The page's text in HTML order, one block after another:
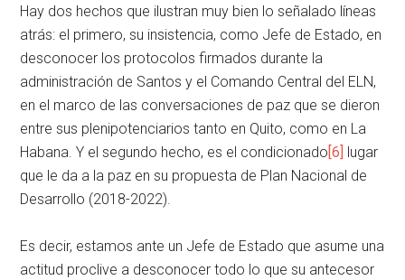
Hay dos hechos que ilustran muy bien lo señalado líneas
atrás: el primero, su insistencia, como Jefe de Estado, en
desconocer los protocolos firmados durante la
administración de Santos y el Comando Central del ELN,
en el marco de las conversaciones de paz que se dieron
entre sus plenipotenciarios tanto en Quito, como en La
Habana. Y el segundo hecho, es el condicionado [6]
lugar
que le da a la paz en su propuesta de Plan Nacional de
Desarrollo (2018-2022).
Es decir, estamos ante un Jefe de Estado que asume una
actitud proclive a desconocer todo lo que su antecesor